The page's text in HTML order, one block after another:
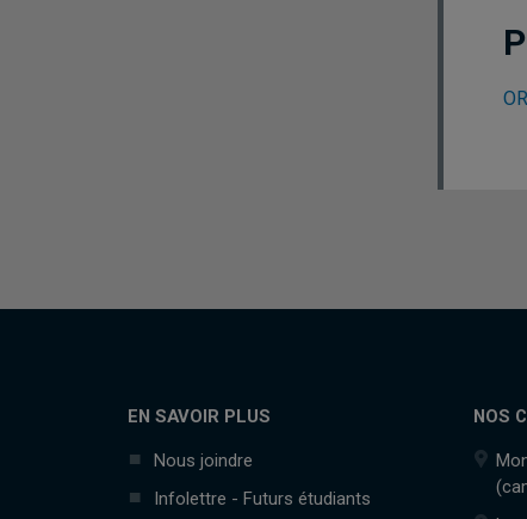
EN SAVOIR PLUS
Nous joindre
Infolettre - Futurs étudiants
NOS